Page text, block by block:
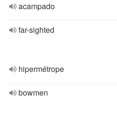
acampado
far-sighted
hipermétrope
bowmen